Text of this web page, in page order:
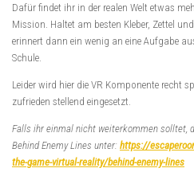
Dafür findet ihr in der realen Welt etwas
Mission. Haltet am besten Kleber, Zettel
erinnert dann ein wenig an eine Aufgabe
Schule.
Leider wird hier die VR Komponente recht
zufrieden stellend eingesetzt.
Falls ihr einmal nicht weiterkommen solltet,
Behind Enemy Lines unter: https://
the-game-virtual-reality/behind-enemy-lines